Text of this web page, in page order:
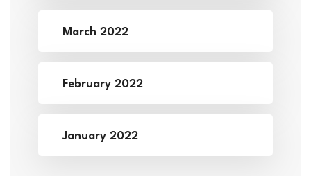
March 2022
February 2022
January 2022